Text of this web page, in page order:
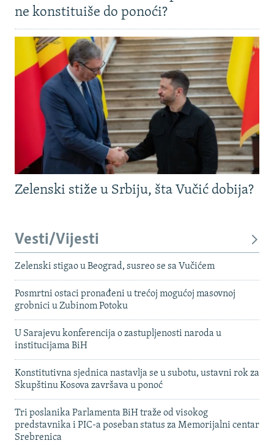
ne konstituiše do ponoći?
Zelenski stiže u Srbiju, šta Vučić dobija?
Vesti/Vijesti
Zelenski stigao u Beograd, susreo se sa Vučićem
Posmrtni ostaci pronađeni u trećoj mogućoj masovnoj
grobnici u Zubinom Potoku
U Sarajevu konferencija o zastupljenosti naroda u
institucijama BiH
Konstitutivna sjednica nastavlja se u subotu, ustavni rok za
Skupštinu Kosova završava u ponoć
Tri poslanika Parlamenta BiH traže od visokog
predstavnika i PIC-a poseban status za Memorijalni centar
Srebrenica